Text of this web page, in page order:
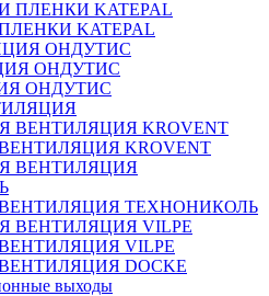
KATEPAL
ОНДУТИС
ОНДУТИС
ОНДУТИС
KROVENT
ТЕХНОНИКОЛЬ
VILPE
DOCKE
выходы